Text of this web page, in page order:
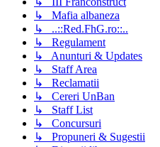
↳ Mafia albaneza
↳ ..::Red.FhG.ro::..
↳ Regulament
↳ Anunturi & Updates
↳ Staff Area
↳ Reclamatii
↳ Cereri UnBan
↳ Staff List
↳ Concursuri
↳ Propuneri & Sugestii